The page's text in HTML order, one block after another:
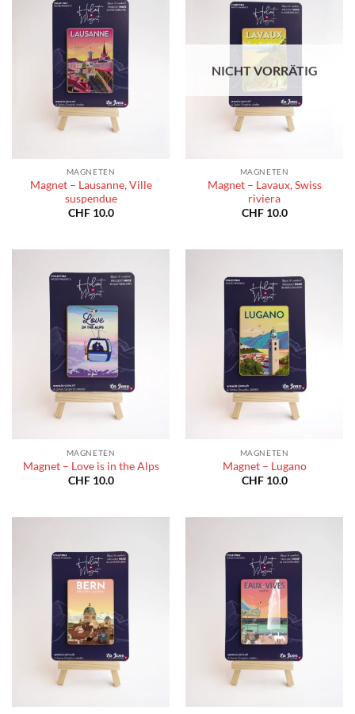
MAGNETEN
Magnet – Lausanne, Ville
suspendue
CHF10.0
NICHT VORRÄTIG
MAGNETEN
Magnet – Lavaux, Swiss
riviera
CHF10.0
MAGNETEN
Magnet – Love is in the Alps
CHF10.0
MAGNETEN
Magnet – Lugano
CHF10.0